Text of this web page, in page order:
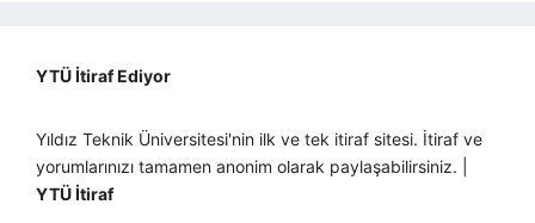
YTÜ İtiraf Ediyor
Yıldız Teknik Üniversitesi'nin ilk ve tek itiraf sitesi. İtiraf ve
yorumlarınızı tamamen anonim olarak paylaşabilirsiniz. |
YTÜ İtiraf